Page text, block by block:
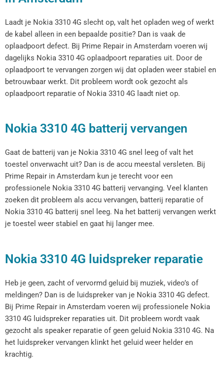
Laadt je Nokia 3310 4G slecht op, valt het opladen weg of werkt
de kabel alleen in een bepaalde positie? Dan is vaak de
oplaadpoort defect. Bij Prime Repair in Amsterdam voeren wij
dagelijks Nokia 3310 4G oplaadpoort reparaties uit. Door de
oplaadpoort te vervangen zorgen wij dat opladen weer stabiel en
betrouwbaar werkt. Dit probleem wordt ook gezocht als
oplaadpoort reparatie of Nokia 3310 4G laadt niet op.
Nokia 3310 4G batterij vervangen
Gaat de batterij van je Nokia 3310 4G snel leeg of valt het
toestel onverwacht uit? Dan is de accu meestal versleten. Bij
Prime Repair in Amsterdam kun je terecht voor een
professionele Nokia 3310 4G batterij vervanging. Veel klanten
zoeken dit probleem als accu vervangen, batterij reparatie of
Nokia 3310 4G batterij snel leeg. Na het batterij vervangen werkt
je toestel weer stabiel en gaat hij langer mee.
Nokia 3310 4G luidspreker reparatie
Heb je geen, zacht of vervormd geluid bij muziek, video’s of
meldingen? Dan is de luidspreker van je Nokia 3310 4G defect.
Bij Prime Repair in Amsterdam voeren wij professionele Nokia
3310 4G luidspreker reparaties uit. Dit probleem wordt vaak
gezocht als speaker reparatie of geen geluid Nokia 3310 4G. Na
het luidspreker vervangen klinkt het geluid weer helder en
krachtig.